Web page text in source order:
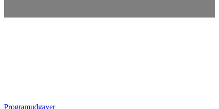
Programudgaver